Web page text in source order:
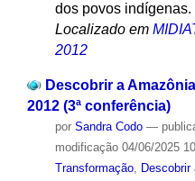
dos povos indígenas.
Localizado em
2012
Descobrir a
2012 (3ª conferência)
por Sandra Codo —
modificação04/06/2025
Transformação,